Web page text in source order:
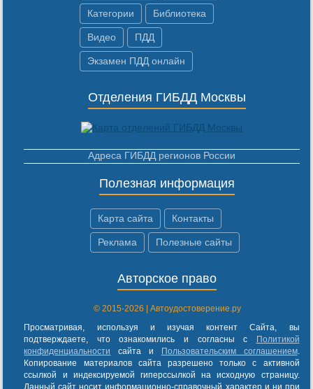
Категории Библиотека
Видео ПДД
Экзамен ПДД онлайн
Отделения ГИБДД Москвы
Адреса ГИБДД регионов России
Полезная информация
Карта сайта Контакты
Реклама Полезные сайты
Авторское право
© 2015-2026 | Автоудостоверение.ру
Просматривая, используя и изучая контент Сайта, вы
подтверждаете, что ознакомились и согласны с
Политикой
конфиденциальности
сайта и Пользовательским соглашением.
Копирование материалов сайта разрешено только с активной
ссылкой и индексируемой гиперссылкой на исходную страницу.
Данный сайт носит информационно-справочный характер и ни при